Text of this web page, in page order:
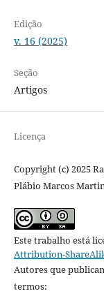
Edição
v. 16 (2025)
Seção
Artigos
Licença
Copyright (c) 2025
Plábio Marcos
Este trabalho está
Attribution-
Autores que
termos: